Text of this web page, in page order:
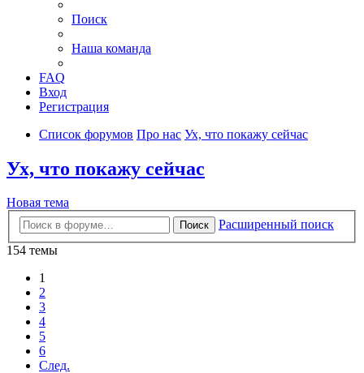
Поиск
Наша команда
FAQ
Вход
Регистрация
Список форумов Про нас Ух, что покажу сейчас
Ух, что покажу сейчас
Новая тема
Поиск
Расширенный поиск
154 темы
1
2
3
4
5
6
След.